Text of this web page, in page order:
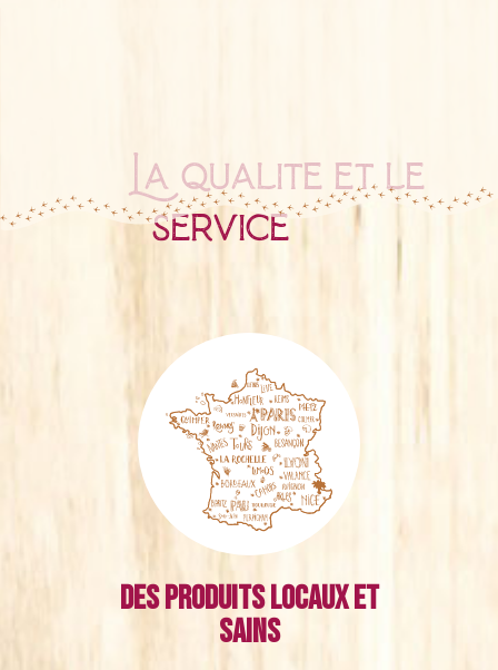
La qualité et le
service
Des produits locaux et
sains